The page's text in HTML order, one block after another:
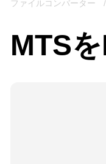
ファイルコンバーター /
MTS